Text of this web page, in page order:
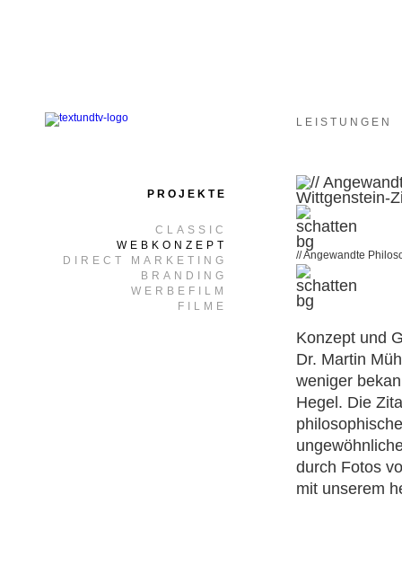
LEISTUNGEN
PROJEKTE
CLASSIC
WEBKONZEPT
DIRECT MARKETING
BRANDING
WERBEFILM
FILME
// Angewandte
Konzept und
Dr. Martin
weniger
Hegel. Die
durch Fotos
mit unserem